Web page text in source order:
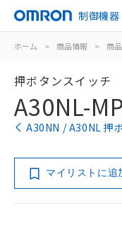
制御機器
ホーム > 商品情報 > 商
押ボタンスイッチ
A30NL-
A30NN / A30NL 押
マイリストに追